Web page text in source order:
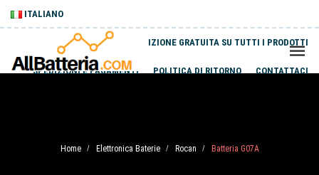
ITALIANO
SPEDIZIONE GRATUITA SU TUTTI I PRODOTTI
SPEDIZIONI E PAGAMENTI POLITICA DI RITORNO CONTATTACI
Home / Elettronica Baterie / Rocan / Batteria G07A